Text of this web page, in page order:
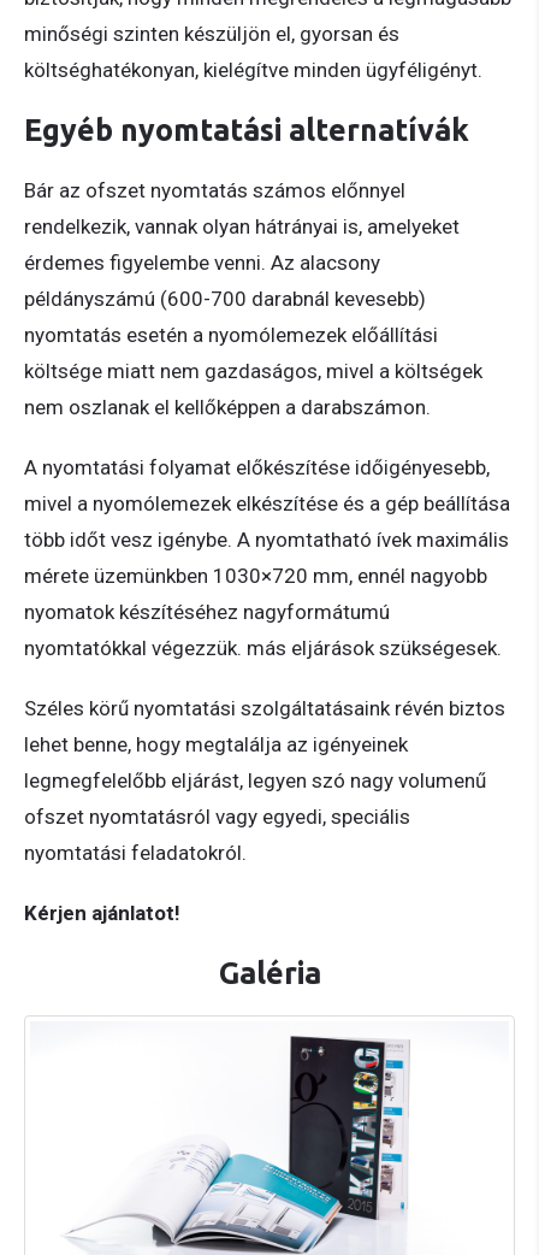
minőségi szinten készüljön el, gyorsan és
költséghatékonyan, kielégítve minden ügyféligényt.
Egyéb nyomtatási alternatívák
Bár az ofszet nyomtatás számos előnnyel
rendelkezik, vannak olyan hátrányai is, amelyeket
érdemes figyelembe venni. Az alacsony
példányszámú (600-700 darabnál kevesebb)
nyomtatás esetén a nyomólemezek előállítási
költsége miatt nem gazdaságos, mivel a költségek
nem oszlanak el kellőképpen a darabszámon.
A nyomtatási folyamat előkészítése időigényesebb,
mivel a nyomólemezek elkészítése és a gép beállítása
több időt vesz igénybe. A nyomtatható ívek maximális
mérete üzemünkben 1030×720 mm, ennél nagyobb
nyomatok készítéséhez nagyformátumú
nyomtatókkal végezzük. más eljárások szükségesek.
Széles körű nyomtatási szolgáltatásaink révén biztos
lehet benne, hogy megtalálja az igényeinek
legmegfelelőbb eljárást, legyen szó nagy volumenű
ofszet nyomtatásról vagy egyedi, speciális
nyomtatási feladatokról.
Kérjen ajánlatot!
Galéria